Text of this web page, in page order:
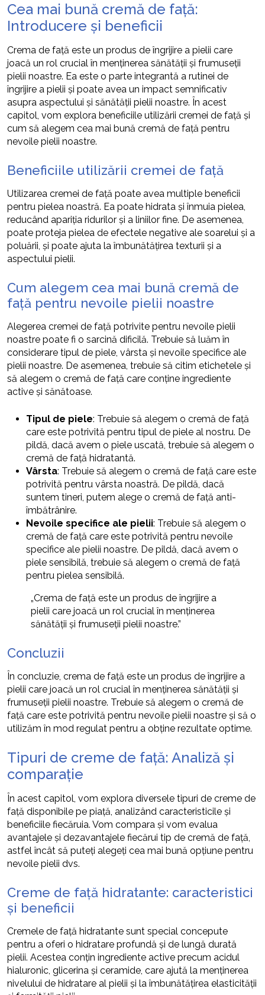
Cea mai bună cremă de față:
Introducere și beneficii
Crema de față este un produs de îngrijire a pielii care
joacă un rol crucial în menținerea sănătății și frumuseții
pielii noastre. Ea este o parte integrantă a rutinei de
îngrijire a pielii și poate avea un impact semnificativ
asupra aspectului și sănătății pielii noastre. În acest
capitol, vom explora beneficiile utilizării cremei de față și
cum să alegem cea mai bună cremă de față pentru
nevoile pielii noastre.
Beneficiile utilizării cremei de față
Utilizarea cremei de față poate avea multiple beneficii
pentru pielea noastră. Ea poate hidrata și înmuia pielea,
reducând apariția ridurilor și a liniilor fine. De asemenea,
poate proteja pielea de efectele negative ale soarelui și a
poluării, și poate ajuta la îmbunătățirea texturii și a
aspectului pielii.
Cum alegem cea mai bună cremă de
față pentru nevoile pielii noastre
Alegerea cremei de față potrivite pentru nevoile pielii
noastre poate fi o sarcină dificilă. Trebuie să luăm în
considerare tipul de piele, vârsta și nevoile specifice ale
pielii noastre. De asemenea, trebuie să citim etichetele și
să alegem o cremă de față care conține ingrediente
active și sănătoase.
Tipul de piele: Trebuie să alegem o cremă de față
care este potrivită pentru tipul de piele al nostru. De
pildă, dacă avem o piele uscată, trebuie să alegem o
cremă de față hidratantă.
Vârsta: Trebuie să alegem o cremă de față care este
potrivită pentru vârsta noastră. De pildă, dacă
suntem tineri, putem alege o cremă de față anti-
îmbătrânire.
Nevoile specifice ale pielii: Trebuie să alegem o
cremă de față care este potrivită pentru nevoile
specifice ale pielii noastre. De pildă, dacă avem o
piele sensibilă, trebuie să alegem o cremă de față
pentru pielea sensibilă.
„Crema de față este un produs de îngrijire a
pielii care joacă un rol crucial în menținerea
sănătății și frumuseții pielii noastre.”
Concluzii
În concluzie, crema de față este un produs de îngrijire a
pielii care joacă un rol crucial în menținerea sănătății și
frumuseții pielii noastre. Trebuie să alegem o cremă de
față care este potrivită pentru nevoile pielii noastre și să o
utilizăm în mod regulat pentru a obține rezultate optime.
Tipuri de creme de față: Analiză și
comparație
În acest capitol, vom explora diversele tipuri de creme de
față disponibile pe piață, analizând caracteristicile și
beneficiile fiecăruia. Vom compara și vom evalua
avantajele și dezavantajele fiecărui tip de cremă de față,
astfel încât să puteți alegeți cea mai bună opțiune pentru
nevoile pielii dvs.
Creme de față hidratante: caracteristici
și beneficii
Cremele de față hidratante sunt special concepute
pentru a oferi o hidratare profundă și de lungă durată
pielii. Acestea conțin ingrediente active precum acidul
hialuronic, glicerina și ceramide, care ajută la menținerea
nivelului de hidratare al pielii și la îmbunătățirea elasticității